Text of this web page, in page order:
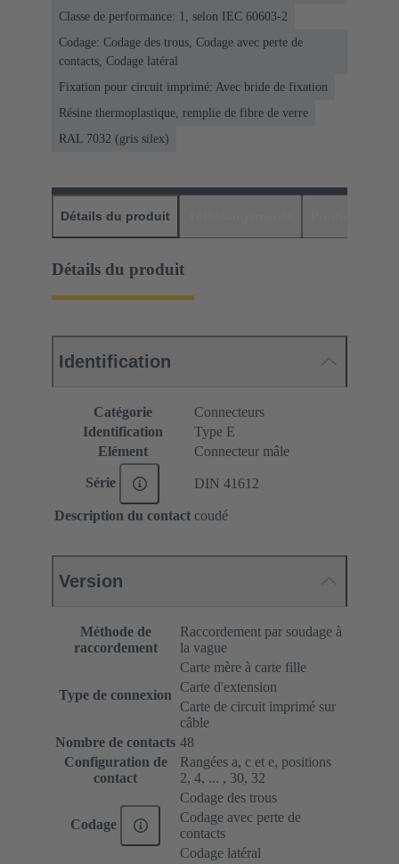
Classe de performance: 1, selon IEC 60603-2
Codage: Codage des trous, Codage avec perte de
contacts, Codage latéral
Fixation pour circuit imprimé: Avec bride de fixation
Résine thermoplastique, remplie de fibre de verre
RAL 7032 (gris silex)
Détails du produit
Détails du produit
Identification
Catégorie
Connecteurs
Identification
Type E
Elément
Connecteur mâle
Série DIN 41612
Description du contact coudé
Version
Méthode de
raccordement
Raccordement par soudage à
la vague
Type de connexion
Carte mère à carte fille
Carte d'extension
Carte de circuit imprimé sur
câble
Nombre de contacts 48
Configuration de
contact
Rangées a, c et e, positions
2, 4, ... , 30, 32
Codage
Codage des trous
Codage avec perte de
contacts
Codage latéral